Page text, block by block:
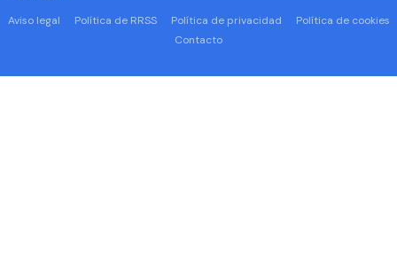
Aviso legal Política de RRSS Política de privacidad
Política de cookies
Contacto